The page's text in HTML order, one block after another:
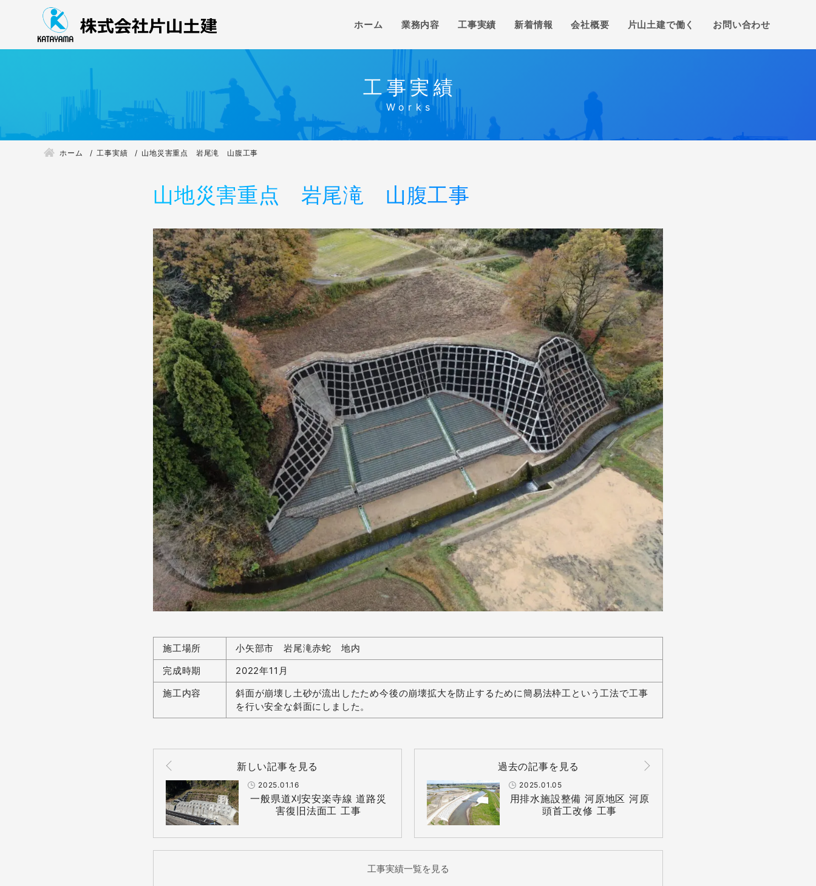
ホーム 業務内容 工事実績 新着情報 会社概要 片山土建で働く お問い合わせ
工事実績
ホーム 工事実績 山地災害重点 岩尾滝 山腹工事
山地災害重点 岩尾滝 山腹工事
施工場所
小矢部市 岩尾滝赤蛇 地内
完成時期
2022年11月
施工内容
斜面が崩壊し土砂が流出したため今後の崩壊拡大を防止するために簡易法枠工という工法で工事
を行い安全な斜面にしました。
新しい記事を見る
2025.01.16
一般県道刈安安楽寺線 道路災
害復旧法面工 工事
過去の記事を見る
2025.01.05
用排水施設整備 河原地区 河原
頭首工改修 工事
工事実績一覧を見る